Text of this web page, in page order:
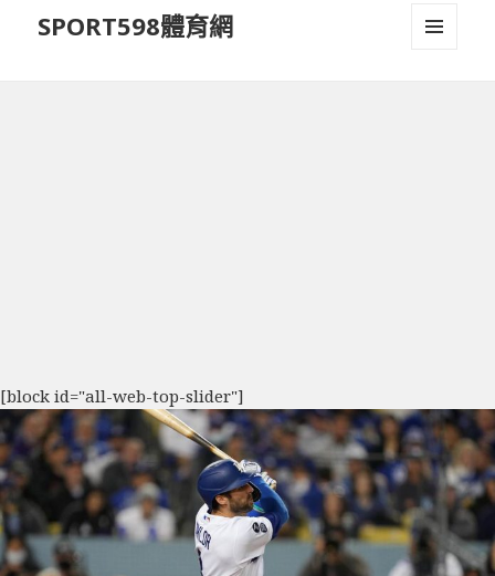
SPORT598體育網
[block id="all-web-top-slider"]